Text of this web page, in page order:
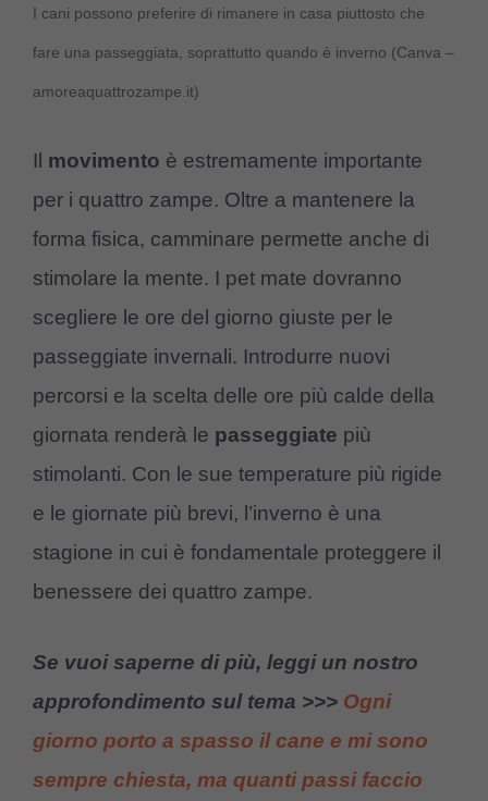
I cani possono preferire di rimanere in casa piuttosto che
fare una passeggiata, soprattutto quando è inverno (Canva –
amoreaquattrozampe.it)
Il movimento è estremamente importante
per i quattro zampe. Oltre a mantenere la
forma fisica, camminare permette anche di
stimolare la mente. I pet mate dovranno
scegliere le ore del giorno giuste per le
passeggiate invernali. Introdurre nuovi
percorsi e la scelta delle ore più calde della
giornata renderà le passeggiate più
stimolanti. Con le sue temperature più rigide
e le giornate più brevi, l’inverno è una
stagione in cui è fondamentale proteggere il
benessere dei quattro zampe.
Se vuoi saperne di più, leggi un nostro
approfondimento sul tema >>> Ogni
giorno porto a spasso il cane e mi sono
sempre chiesta, ma quanti passi faccio